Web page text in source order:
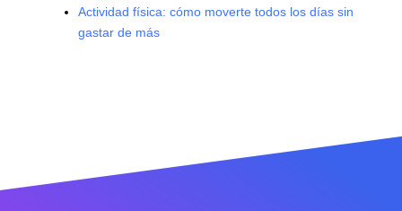
Actividad física: cómo moverte todos los días sin
gastar de más